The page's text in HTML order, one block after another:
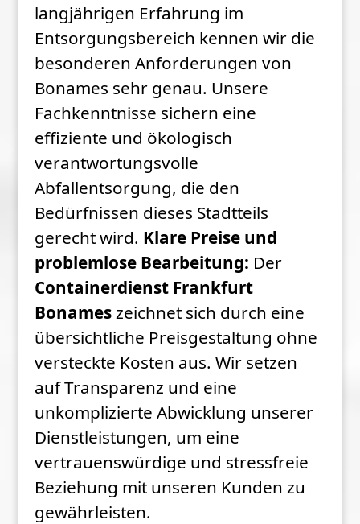
langjährigen Erfahrung im
Entsorgungsbereich kennen wir die
besonderen Anforderungen von
Bonames sehr genau. Unsere
Fachkenntnisse sichern eine
effiziente und ökologisch
verantwortungsvolle
Abfallentsorgung, die den
Bedürfnissen dieses Stadtteils
gerecht wird. Klare Preise und
problemlose Bearbeitung: Der
Containerdienst Frankfurt
Bonameszeichnet sich durch eine
übersichtliche Preisgestaltung ohne
versteckte Kosten aus. Wir setzen
auf Transparenz und eine
unkomplizierte Abwicklung unserer
Dienstleistungen, um eine
vertrauenswürdige und stressfreie
Beziehung mit unseren Kunden zu
gewährleisten.